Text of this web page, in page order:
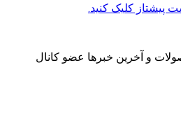
پیشتاز کلیک کنید.
و آخرین خبرها عضو کانال